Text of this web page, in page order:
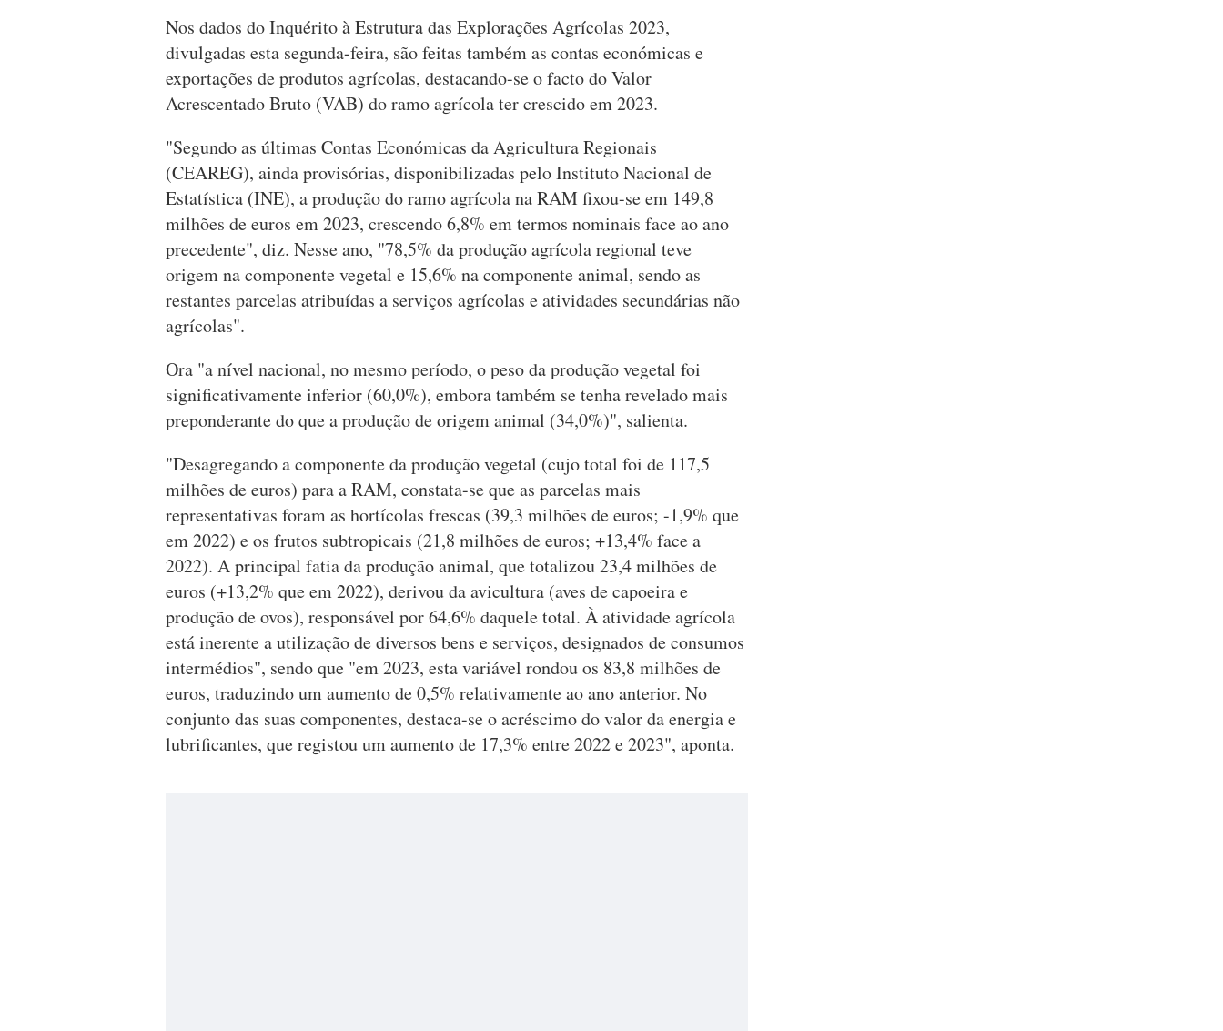
Nos dados do Inquérito à Estrutura das Explorações Agrícolas 2023,
divulgadas esta segunda-feira, são feitas também as contas económicas e
exportações de produtos agrícolas, destacando-se o facto do Valor
Acrescentado Bruto (VAB) do ramo agrícola ter crescido em 2023.
"Segundo as últimas Contas Económicas da Agricultura Regionais
(CEAREG), ainda provisórias, disponibilizadas pelo Instituto Nacional de
Estatística (INE), a produção do ramo agrícola na RAM fixou-se em 149,8
milhões de euros em 2023, crescendo 6,8% em termos nominais face ao ano
precedente", diz. Nesse ano, "78,5% da produção agrícola regional teve
origem na componente vegetal e 15,6% na componente animal, sendo as
restantes parcelas atribuídas a serviços agrícolas e atividades secundárias não
agrícolas".
Ora "a nível nacional, no mesmo período, o peso da produção vegetal foi
significativamente inferior (60,0%), embora também se tenha revelado mais
preponderante do que a produção de origem animal (34,0%)", salienta.
"Desagregando a componente da produção vegetal (cujo total foi de 117,5
milhões de euros) para a RAM, constata-se que as parcelas mais
representativas foram as hortícolas frescas (39,3 milhões de euros; -1,9% que
em 2022) e os frutos subtropicais (21,8 milhões de euros; +13,4% face a
2022). A principal fatia da produção animal, que totalizou 23,4 milhões de
euros (+13,2% que em 2022), derivou da avicultura (aves de capoeira e
produção de ovos), responsável por 64,6% daquele total. À atividade agrícola
está inerente a utilização de diversos bens e serviços, designados de consumos
intermédios", sendo que "em 2023, esta variável rondou os 83,8 milhões de
euros, traduzindo um aumento de 0,5% relativamente ao ano anterior. No
conjunto das suas componentes, destaca-se o acréscimo do valor da energia e
lubrificantes, que registou um aumento de 17,3% entre 2022 e 2023", aponta.